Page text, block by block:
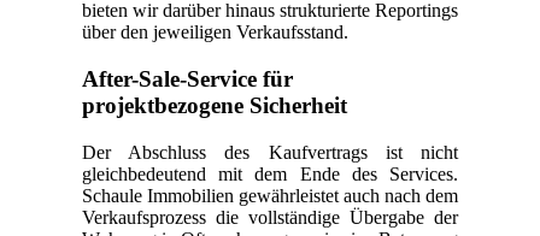
bieten wir darüber hinaus strukturierte Reportings
über den jeweiligen Verkaufsstand.
After-Sale-Service für
projektbezogene Sicherheit
Der Abschluss des Kaufvertrags ist nicht
gleichbedeutend mit dem Ende des Services.
Schaule Immobilien gewährleistet auch nach dem
Verkaufsprozess die vollständige Übergabe der